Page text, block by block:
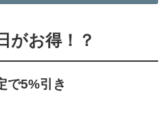
がお得！？
で5%引き